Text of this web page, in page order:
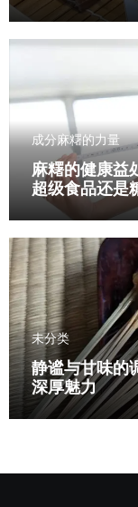
成分麻糬的力量
麻糬的健康益
超级食品还是
未分类
静谧与甘味的
深厚魅力